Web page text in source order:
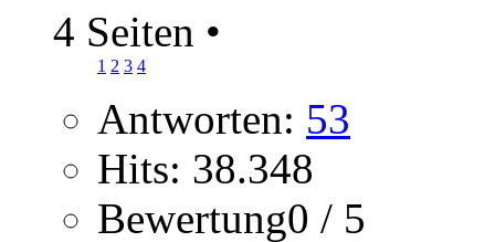
4 Seiten •
1 2 3 4
Antworten: 53
Hits: 38.348
Bewertung0 / 5